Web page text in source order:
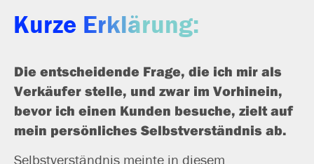
Kurze Erklärung:
Die ent­schei­den­de Frage, die ich mir als
Verkäufer stel­le, und zwar im Vorhinein,
bevor ich einen Kunden besu­che, zielt auf
mein per­sön­li­ches Selbstverständnis ab.
Selbstverständnis mein­te in die­sem